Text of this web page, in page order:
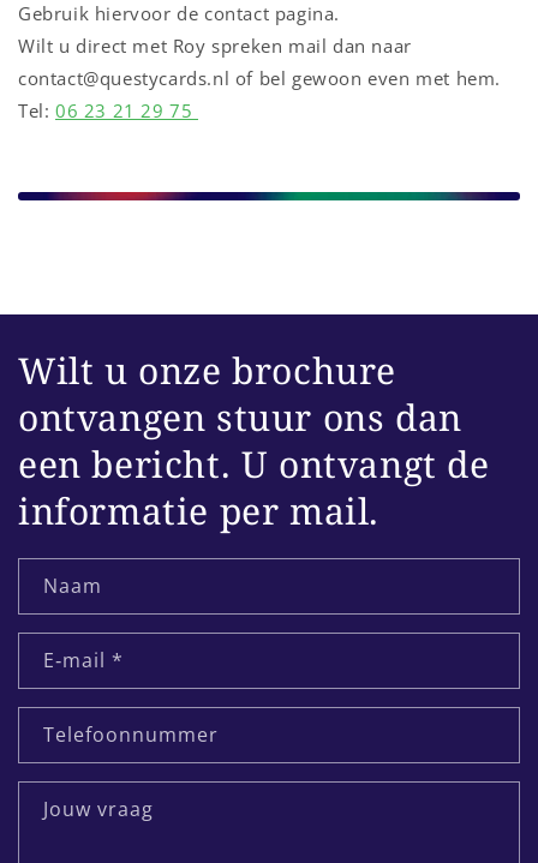
Gebruik hiervoor de contact pagina.
Wilt u direct met Roy spreken mail dan naar
contact@questycards.nl of bel gewoon even met hem.
Tel:06 23 21 29 75
Wilt u onze brochure
ontvangen stuur ons dan
een bericht. U ontvangt de
informatie per mail.
Naam
E‑mail *
Telefoonnummer
Jouw vraag